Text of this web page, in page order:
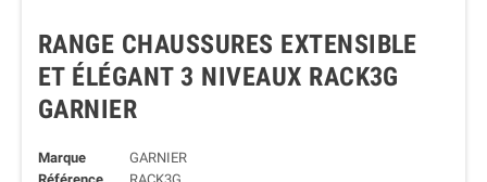
RANGE CHAUSSURES EXTENSIBLE
ET ÉLÉGANT 3 NIVEAUX RACK3G
GARNIER
Marque
GARNIER